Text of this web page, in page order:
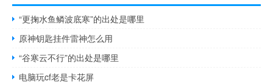
“更掬水鱼鳞波底寒”的出处是哪里
原神钥匙挂件雷神怎么用
“谷寒云不行”的出处是哪里
电脑玩cf老是卡花屏